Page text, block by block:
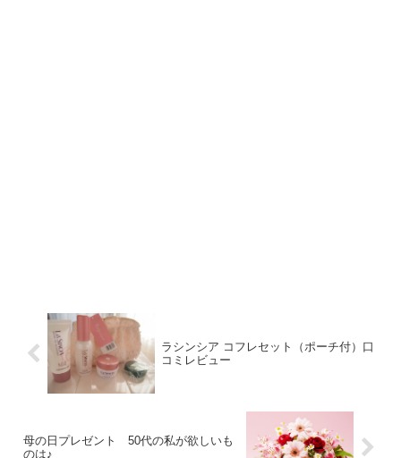
ラシンシア コフレセット（ポーチ付）口
コミレビュー
母の日プレゼント 50代の私が欲しいも
のは♪